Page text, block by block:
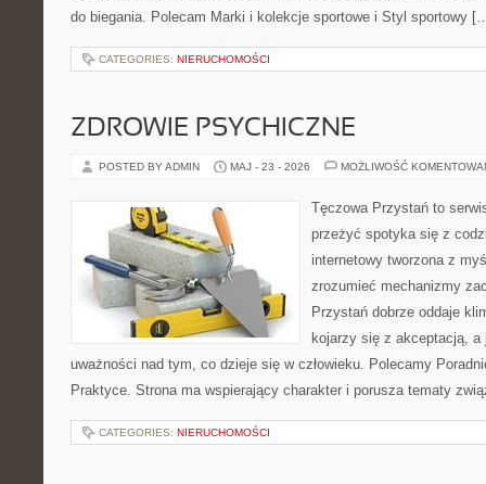
do biegania. Polecam Marki i kolekcje sportowe i Styl sportowy
CATEGORIES: NIERUCHOMOŚCI
ZDROWIE PSYCHICZNE
POSTED BY ADMIN MAJ - 23 - 2026 MOŻLIWOŚĆ
Tęczowa Przystań to
przeżyć spotyka się z
internetowy tworzona z
zrozumieć mechanizmy
Przystań dobrze oddaje
kojarzy się z akceptacją,
uważności nad tym, co dzieje się w człowieku. Polecamy
Praktyce. Strona ma wspierający charakter i porusza tematy
CATEGORIES: NIERUCHOMOŚCI